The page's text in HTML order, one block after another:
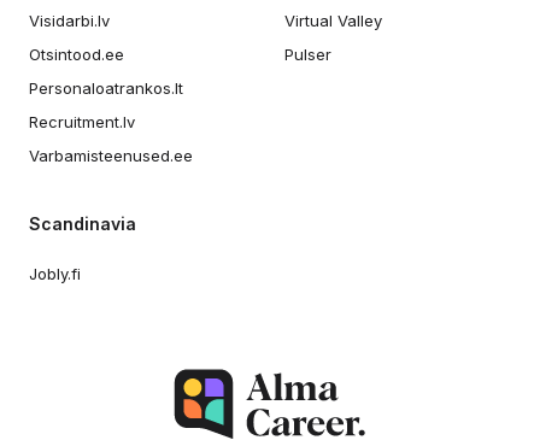
Visidarbi.lv
Otsintood.ee
Personaloatrankos.lt
Recruitment.lv
Varbamisteenused.ee
Virtual Valley
Pulser
Scandinavia
Jobly.fi